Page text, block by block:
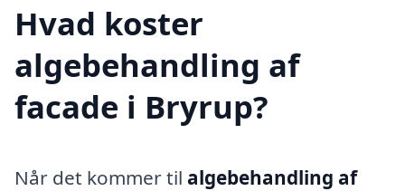
Hvad koster
algebehandling af
facade i Bryrup?
Når det kommer til algebehandling af